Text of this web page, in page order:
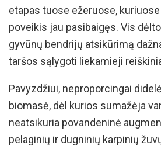
etapas tuose ežeruose,
poveikis jau pasibaigęs. Vis
gyvūnų bendrijų atsikūrimą
taršos sąlygoti liekamieji
Pavyzdžiui, neproporcingai
biomasė, dėl kurios sumažėja
neatsikuria povandeninė
pelaginių ir dugninių karpinių